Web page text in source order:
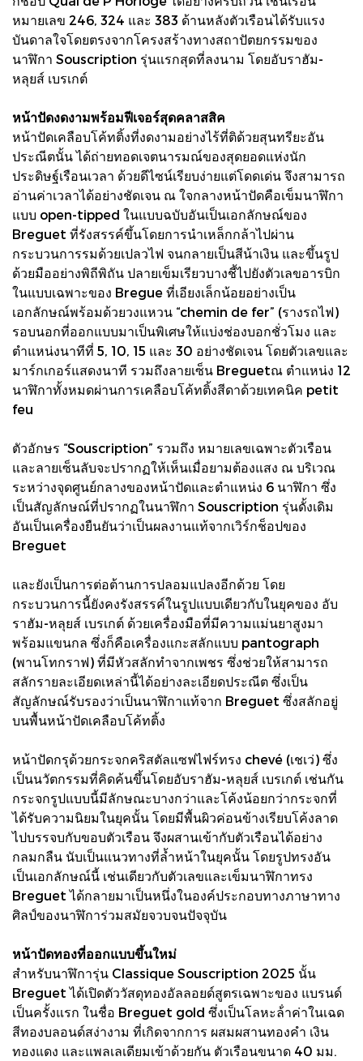
หมายเลข 246, 324 และ 383 ด้านหลังตัวเรือนได้รับแรง
บันดาลใจโดยตรงจากโครงสร้างทางสถาปัตยกรรมของ
นาฬิกา Souscription รุ่นแรกสุดที่ลงนาม โดยอับราฮัม-
หลุยส์ เบรเกต์
หน้าปัดงดงามพร้อมฟีเจอร์สุดคลาสสิค
หน้าปัดเคลือบโค้ทติ้งที่งดงามอย่างไร้ที่ติด้วยสุนทรียะอัน
ประณีตนั้น ได้ถ่ายทอดเจตนารมณ์ของสุดยอดแห่งนัก
ประดิษฐ์เรือนเวลา ด้วยดีไซน์เรียบง่ายแต่โดดเด่น จึงสามารถ
อ่านค่าเวลาได้อย่างชัดเจน ณ ใจกลางหน้าปัดคือเข็มนาฬิกา
แบบ open-tipped ในแบบฉบับอันเป็นเอกลักษณ์ของ
Breguet ที่รังสรรค์ขึ้นโดยการนำเหล็กกล้าไปผ่าน
กระบวนการรมด้วยเปลวไฟ จนกลายเป็นสีน้าเงิน และขึ้นรูป
ด้วยมืออย่างพิถีพิถัน ปลายเข็มเรียวบางชี้ไปยังตัวเลขอารบิก
ในแบบเฉพาะของ Bregue ที่เอียงเล็กน้อยอย่างเป็น
เอกลักษณ์พร้อมด้วยวงแหวน “chemin de fer” (รางรถไฟ)
รอบนอกที่ออกแบบมาเป็นพิเศษให้แบ่งช่องบอกชั่วโมง และ
ตำแหน่งนาทีที่ 5, 10, 15 และ 30 อย่างชัดเจน โดยตัวเลขและ
มาร์กเกอร์แสดงนาที รวมถึงลายเซ็น Breguetณ ตำแหน่ง 12
นาฬิกาทั้งหมดผ่านการเคลือบโค้ทติ้งสีดาด้วยเทคนิค petit
feu
ตัวอักษร “Souscription” รวมถึง หมายเลขเฉพาะตัวเรือน
และลายเซ็นลับจะปรากฏให้เห็นเมื่อยามต้องแสง ณ บริเวณ
ระหว่างจุดศูนย์กลางของหน้าปัดและตำแหน่ง 6 นาฬิกา ซึ่ง
เป็นสัญลักษณ์ที่ปรากฏในนาฬิกา Souscription รุ่นดั้งเดิม
อันเป็นเครื่องยืนยันว่าเป็นผลงานแท้จากเวิร์กช็อปของ
Breguet
และยังเป็นการต่อต้านการปลอมแปลงอีกด้วย โดย
กระบวนการนี้ยังคงรังสรรค์ในรูปแบบเดียวกับในยุคของ อับ
ราฮัม-หลุยส์ เบรเกต์ ด้วยเครื่องมือที่มีความแม่นยาสูงมา
พร้อมแขนกล ซึ่งก็คือเครื่องแกะสลักแบบ pantograph
(พานโทกราฟ) ที่มีหัวสลักทำจากเพชร ซึ่งช่วยให้สามารถ
สลักรายละเอียดเหล่านี้ได้อย่างละเอียดประณีต ซึ่งเป็น
สัญลักษณ์รับรองว่าเป็นนาฬิกาแท้จาก Breguet ซึ่งสลักอยู่
บนพื้นหน้าปัดเคลือบโค้ทติ้ง
หน้าปัดกรุด้วยกระจกคริสตัลแซฟไฟร์ทรง chevé (เชเว่) ซึ่ง
เป็นนวัตกรรมที่คิดค้นขึ้นโดยอับราฮัม-หลุยส์ เบรเกต์ เช่นกัน
กระจกรูปแบบนี้มีลักษณะบางกว่าและโค้งน้อยกว่ากระจกที่
ได้รับความนิยมในยุคนั้น โดยมีพื้นผิวค่อนข้างเรียบโค้งลาด
ไปบรรจบกับขอบตัวเรือน จึงผสานเข้ากับตัวเรือนได้อย่าง
กลมกลืน นับเป็นแนวทางที่ล้ำหน้าในยุคนั้น โดยรูปทรงอัน
เป็นเอกลักษณ์นี้ เช่นเดียวกับตัวเลขและเข็มนาฬิกาทรง
Breguet ได้กลายมาเป็นหนึ่งในองค์ประกอบทางภาษาทาง
ศิลป์ของนาฬิการ่วมสมัยจวบจนปัจจุบัน
หน้าปัดทองที่ออกแบบขึ้นใหม่
สําหรับนาฬิการุ่น Classique Souscription 2025 นั้น
Breguet ได้เปิดตัววัสดุทองอัลลอยด์สูตรเฉพาะของ แบรนด์
เป็นครั้งแรก ในชื่อ Breguet gold ซึ่งเป็นโลหะล้ําค่าในเฉด
สีทองบลอนด์สง่างาม ที่เกิดจากการ ผสมผสานทองคํา เงิน
ทองแดง และแพลเลเดียมเข้าด้วยกัน ตัวเรือนขนาด 40 มม.